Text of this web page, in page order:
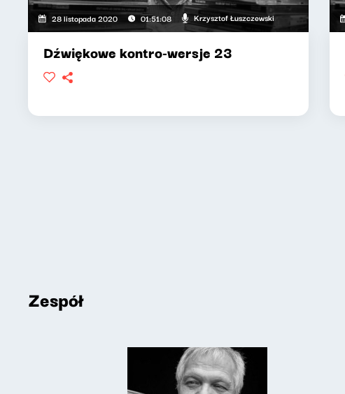
28 listopada 2020 01:51:08 Krzysztof Łuszczewski
Dźwiękowe kontro-wersje 23
Zespół